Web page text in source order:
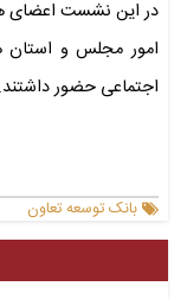
در این نشست اعضای
امور مجلس و استان
اجتماعی حضور داشتند.
بانک توسعه تعاون